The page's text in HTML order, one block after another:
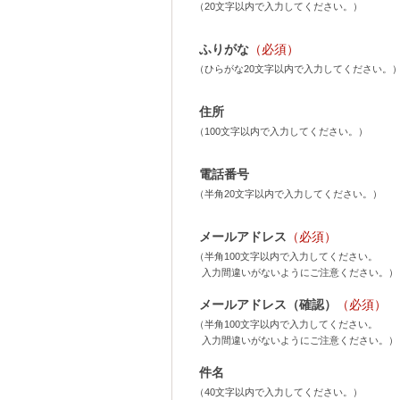
（20文字以内で入力してください。）
ふりがな （必須）
（ひらがな20文字以内で入力してください。
住所
（100文字以内で入力してください。）
電話番号
（半角20文字以内で入力してください。）
メールアドレス （必須）
（半角100文字以内で入力してください。
入力間違いがないようにご注意ください。）
メールアドレス（確認） （必須）
（半角100文字以内で入力してください。
入力間違いがないようにご注意ください。）
件名
（40文字以内で入力してください。）